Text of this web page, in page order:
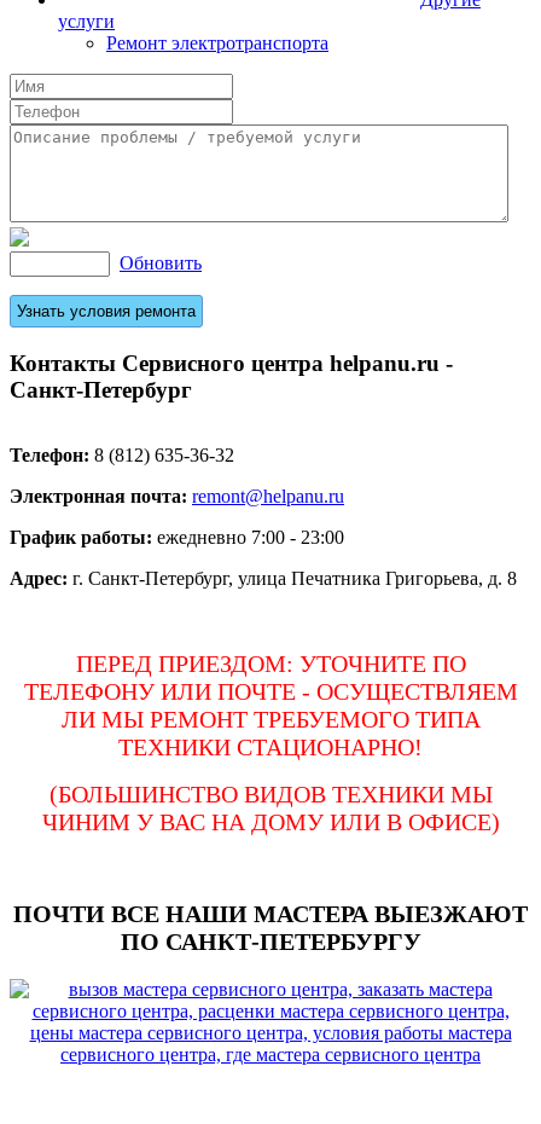
услуги
Ремонт электротранспорта
Обновить
Контакты Сервисного центра helpanu.ru -
Санкт-Петербург
Телефон: 8 (812) 635-36-32
Электронная почта: remont@helpanu.ru
График работы: ежедневно 7:00 - 23:00
Адрес: г. Санкт-Петербург, улица Печатника Григорьева, д. 8
ПЕРЕД ПРИЕЗДОМ: УТОЧНИТЕ ПО
ТЕЛЕФОНУ ИЛИ ПОЧТЕ - ОСУЩЕСТВЛЯЕМ
ЛИ МЫ РЕМОНТ ТРЕБУЕМОГО ТИПА
ТЕХНИКИ СТАЦИОНАРНО!
(БОЛЬШИНСТВО ВИДОВ ТЕХНИКИ МЫ
ЧИНИМ У ВАС НА ДОМУ ИЛИ В ОФИСЕ)
ПОЧТИ ВСЕ НАШИ МАСТЕРА ВЫЕЗЖАЮТ
ПО САНКТ-ПЕТЕРБУРГУ